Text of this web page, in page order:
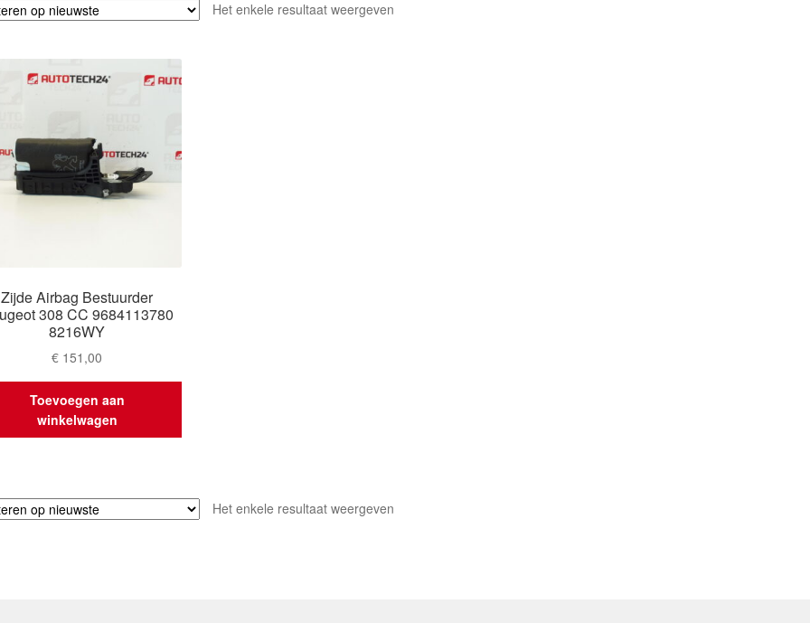
Het enkele resultaat weergeven
Zijde Airbag Bestuurder
308 CC 9684113780
8216WY
€ 151,00
Toevoegen aan
winkelwagen
Het enkele resultaat weergeven